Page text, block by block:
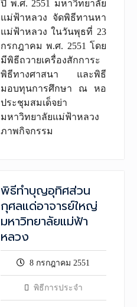
ปี พ.ศ. 2551 มหาวิทยาลัย
แม่ฟ้าหลวง จัดพิธีทานหา
แม่ฟ้าหลวง ในวันพุธที่ 23
กรกฎาคม พ.ศ. 2551 โดย
มีพิธีถวายเครื่องสักการะ
พิธีทางศาสนา และพิธี
มอบทุนการศึกษา ณ หอ
ประชุมสมเด็จย่า
มหาวิทยาลัยแม่ฟ้าหลวง
ภาพกิจกรรม
พิธีทำบุญอุทิศส่วน
กุศลแด่อาจารย์ใหญ่
มหาวิทยาลัยแม่ฟ้า
หลวง
8 กรกฎาคม 2551
พิธีการประจำ